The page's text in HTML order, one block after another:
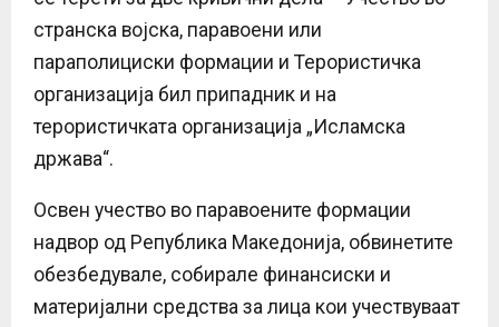
странска војска, паравоени или
параполициски формации и Терористичка
организација бил припадник и на
терористичката организација „Исламска
држава“.
Освен учество во паравоените формации
надвор од Република Македонија, обвинетите
обезбедувале, собирале финансиски и
материјални средства за лица кои учествуваат